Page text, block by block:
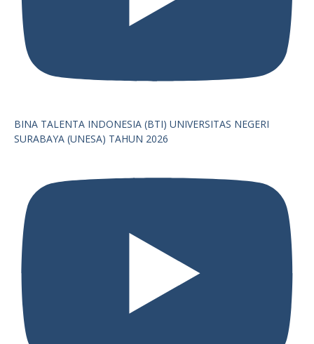
BINA TALENTA INDONESIA (BTI) UNIVERSITAS NEGERI
SURABAYA (UNESA) TAHUN 2026